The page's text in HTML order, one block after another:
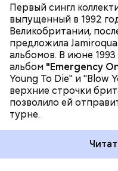
Первый сингл
выпущенный в 1992
Великобритании,
предложила
альбомов. В июне
альбом "Emergency
Young To Die" и "Blow
верхние строчки
позволило ей
турне.